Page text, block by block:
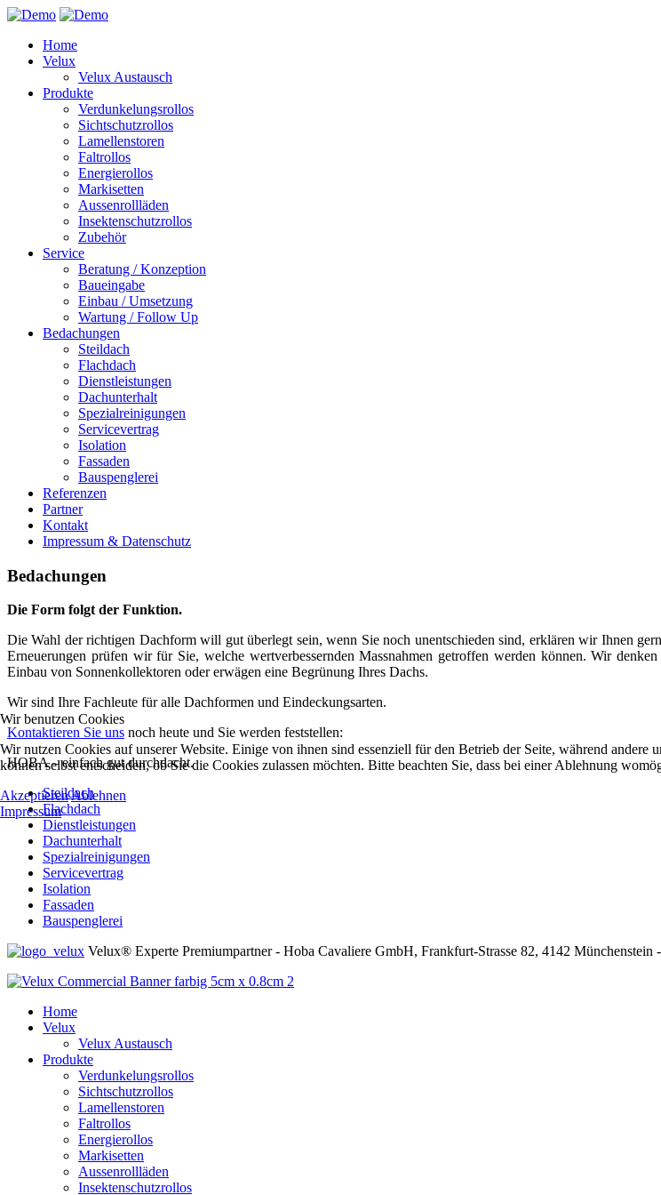
Home
Velux
Velux Austausch
Produkte
Verdunkelungsrollos
Sichtschutzrollos
Lamellenstoren
Faltrollos
Energierollos
Markisetten
Aussenrollläden
Insektenschutzrollos
Zubehör
Service
Beratung / Konzeption
Baueingabe
Einbau / Umsetzung
Wartung / Follow Up
Bedachungen
Steildach
Flachdach
Dienstleistungen
Dachunterhalt
Spezialreinigungen
Servicevertrag
Isolation
Fassaden
Bauspenglerei
Referenzen
Partner
Kontakt
Impressum & Datenschutz
Bedachungen
Die Form folgt der Funktion.
Die Wahl der richtigen Dachform will gut überlegt sein, wenn Sie noch unentschieden sind, erklären wir Ihnen
Erneuerungen prüfen wir für Sie, welche wertverbessernden Massnahmen getroffen werden können. Wir
Einbau von Sonnenkollektoren oder erwägen eine Begrünung Ihres Dachs.
Wir sind Ihre Fachleute für alle Dachformen und Eindeckungsarten.
Kontaktieren Sie uns noch heute und Sie werden feststellen:
HOBA – einfach gut durchdacht.
Steildach
Flachdach
Dienstleistungen
Dachunterhalt
Spezialreinigungen
Servicevertrag
Isolation
Fassaden
Bauspenglerei
Velux® Experte Premiumpartner - Hoba Cavaliere GmbH, Frankfurt-Strasse 82, 4142 Münchenstein -
Home
Velux
Velux Austausch
Produkte
Verdunkelungsrollos
Sichtschutzrollos
Lamellenstoren
Faltrollos
Energierollos
Markisetten
Aussenrollläden
Insektenschutzrollos
Wir benutzen Cookies
Wir nutzen Cookies auf unserer Website. Einige von ihnen sind essenziell für den Betrieb der Seite, während
können selbst entscheiden, ob Sie die Cookies zulassen möchten. Bitte beachten Sie, dass bei einer Ablehnung
AkzeptierenAblehnen
Impressum